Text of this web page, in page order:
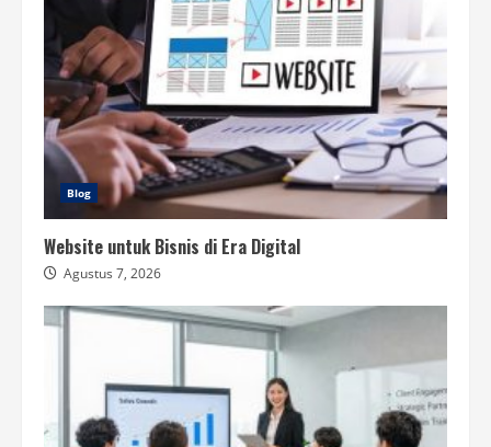
Blog
Website untuk Bisnis di Era Digital
Agustus 7, 2026